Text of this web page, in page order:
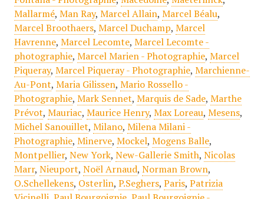
Mallarmé, Man Ray, Marcel Allain, Marcel Béalu,
Marcel Broothaers, Marcel Duchamp, Marcel
Havrenne, Marcel Lecomte, Marcel Lecomte -
photographie, Marcel Marien - Photographie, Marcel
Piqueray, Marcel Piqueray - Photographie, Marchienne-
Au-Pont, Maria Gilissen, Mario Rossello -
Photographie, Mark Sennet, Marquis de Sade, Marthe
Prévot, Mauriac, Maurice Henry, Max Loreau, Mesens,
Michel Sanouillet, Milano, Milena Milani -
Photographie, Minerve, Mockel, Mogens Balle,
Montpellier, New York, New-Gallerie Smith, Nicolas
Marr, Nieuport, Noël Arnaud, Norman Brown,
O.Schellekens, Osterlin, P.Seghers, Paris, Patrizia